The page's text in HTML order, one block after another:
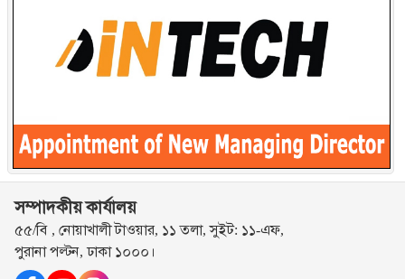
সম্পাদকীয় কার্যালয়
৫৫/বি , নোয়াখালী টাওয়ার, ১১ তলা, সুইট: ১১-এফ,
পুরানা পল্টন, ঢাকা ১০০০।